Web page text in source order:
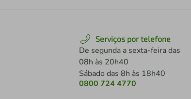
Serviços por telefone
De segunda a sexta-feira das
08h às 20h40
Sábado das 8h às 18h40
0800 724 4770